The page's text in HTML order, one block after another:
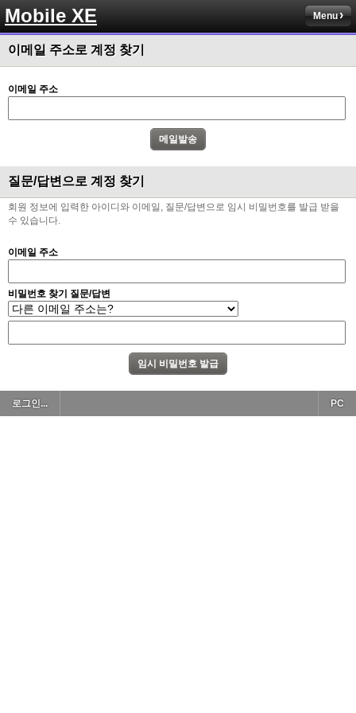
Mobile XE Menu
이메일 주소로 계정 찾기
이메일 주소
질문/답변으로 계정 찾기
회원 정보에 입력한 아이디와 이메일, 질문/답변으로 임시 비밀번호를 발급 받을
수 있습니다.
이메일 주소
비밀번호 찾기 질문/답변
로그인... PC